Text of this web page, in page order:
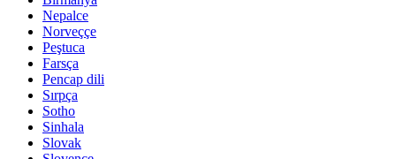
Nepalce
Norveççe
Peştuca
Farsça
Pencap dili
Sırpça
Sotho
Sinhala
Slovak